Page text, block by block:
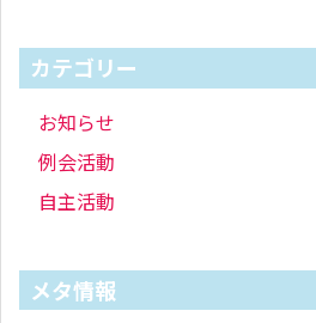
カテゴリー
お知らせ
例会活動
自主活動
メタ情報